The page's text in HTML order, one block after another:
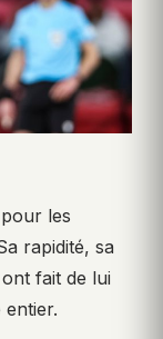
les
rapidité, sa
fait de lui